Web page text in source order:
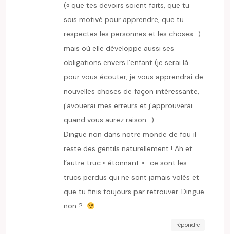
(« que tes devoirs soient faits, que tu
sois motivé pour apprendre, que tu
respectes les personnes et les choses…)
mais où elle développe aussi ses
obligations envers l’enfant (je serai là
pour vous écouter, je vous apprendrai de
nouvelles choses de façon intéressante,
j’avouerai mes erreurs et j’approuverai
quand vous aurez raison…).
Dingue non dans notre monde de fou il
reste des gentils naturellement ! Ah et
l’autre truc « étonnant » : ce sont les
trucs perdus qui ne sont jamais volés et
que tu finis toujours par retrouver. Dingue
non ?
répondre